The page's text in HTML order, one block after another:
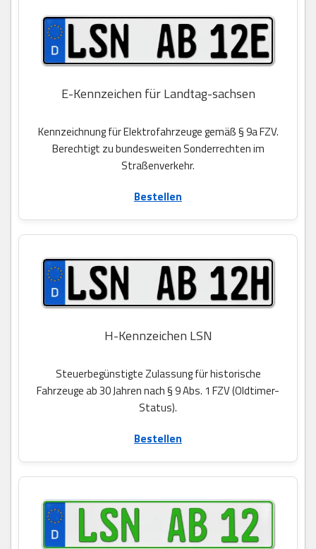
E-Kennzeichen für Landtag-sachsen
Kennzeichnung für Elektrofahrzeuge gemäß § 9a FZV.
Berechtigt zu bundesweiten Sonderrechten im
Straßenverkehr.
Bestellen
H-Kennzeichen LSN
Steuerbegünstigte Zulassung für historische
Fahrzeuge ab 30 Jahren nach § 9 Abs. 1 FZV (Oldtimer-
Status).
Bestellen